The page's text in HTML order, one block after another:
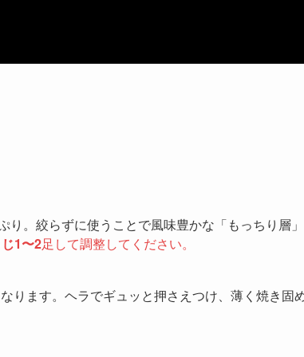
。絞らずに使うことで風味豊かな「もっちり層」
1〜2足して調整してください。
ります。ヘラでギュッと押さえつけ、薄く焼き固